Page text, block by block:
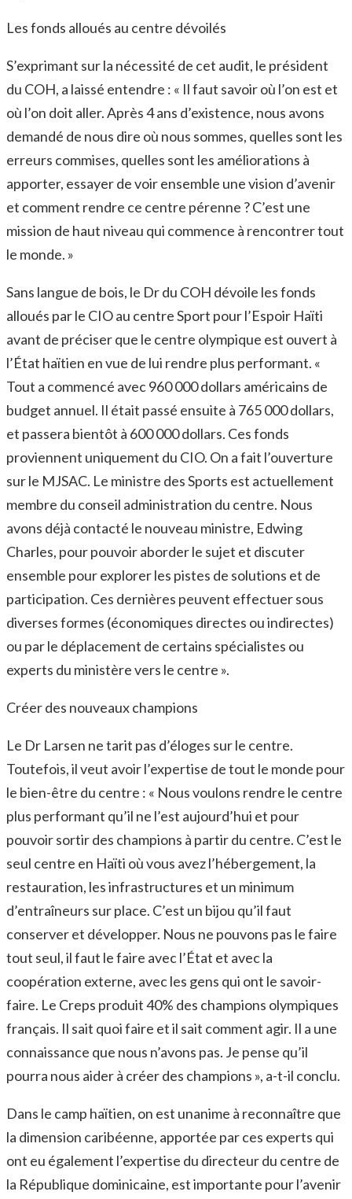
Les fonds alloués au centre dévoilés
S’exprimant sur la nécessité de cet audit, le président
du COH, a laissé entendre : « Il faut savoir où l’on est et
où l’on doit aller. Après 4 ans d’existence, nous avons
demandé de nous dire où nous sommes, quelles sont les
erreurs commises, quelles sont les améliorations à
apporter, essayer de voir ensemble une vision d’avenir
et comment rendre ce centre pérenne ? C’est une
mission de haut niveau qui commence à rencontrer tout
le monde. »
Sans langue de bois, le Dr du COH dévoile les fonds
alloués par le CIO au centre Sport pour l’Espoir Haïti
avant de préciser que le centre olympique est ouvert à
l’État haïtien en vue de lui rendre plus performant. «
Tout a commencé avec 960 000 dollars américains de
budget annuel. Il était passé ensuite à 765 000 dollars,
et passera bientôt à 600 000 dollars. Ces fonds
proviennent uniquement du CIO. On a fait l’ouverture
sur le MJSAC. Le ministre des Sports est actuellement
membre du conseil administration du centre. Nous
avons déjà contacté le nouveau ministre, Edwing
Charles, pour pouvoir aborder le sujet et discuter
ensemble pour explorer les pistes de solutions et de
participation. Ces dernières peuvent effectuer sous
diverses formes (économiques directes ou indirectes)
ou par le déplacement de certains spécialistes ou
experts du ministère vers le centre ».
Créer des nouveaux champions
Le Dr Larsen ne tarit pas d’éloges sur le centre.
Toutefois, il veut avoir l’expertise de tout le monde pour
le bien-être du centre : « Nous voulons rendre le centre
plus performant qu’il ne l’est aujourd’hui et pour
pouvoir sortir des champions à partir du centre. C’est le
seul centre en Haïti où vous avez l’hébergement, la
restauration, les infrastructures et un minimum
d’entraîneurs sur place. C’est un bijou qu’il faut
conserver et développer. Nous ne pouvons pas le faire
tout seul, il faut le faire avec l’État et avec la
coopération externe, avec les gens qui ont le savoir-
faire. Le Creps produit 40% des champions olympiques
français. Il sait quoi faire et il sait comment agir. Il a une
connaissance que nous n’avons pas. Je pense qu’il
pourra nous aider à créer des champions », a-t-il conclu.
Dans le camp haïtien, on est unanime à reconnaître que
la dimension caribéenne, apportée par ces experts qui
ont eu également l’expertise du directeur du centre de
la République dominicaine, est importante pour l’avenir